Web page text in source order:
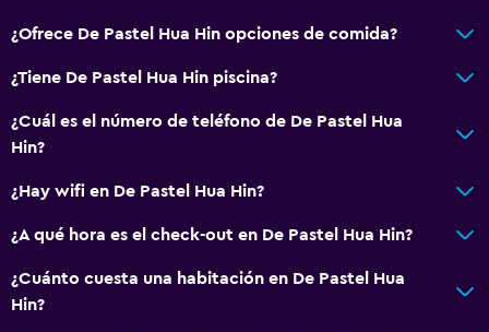
¿Ofrece De Pastel Hua Hin opciones de comida?
¿Tiene De Pastel Hua Hin piscina?
¿Cuál es el número de teléfono de De Pastel Hua
Hin?
¿Hay wifi en De Pastel Hua Hin?
¿A qué hora es el check-out en De Pastel Hua Hin?
¿Cuánto cuesta una habitación en De Pastel Hua
Hin?